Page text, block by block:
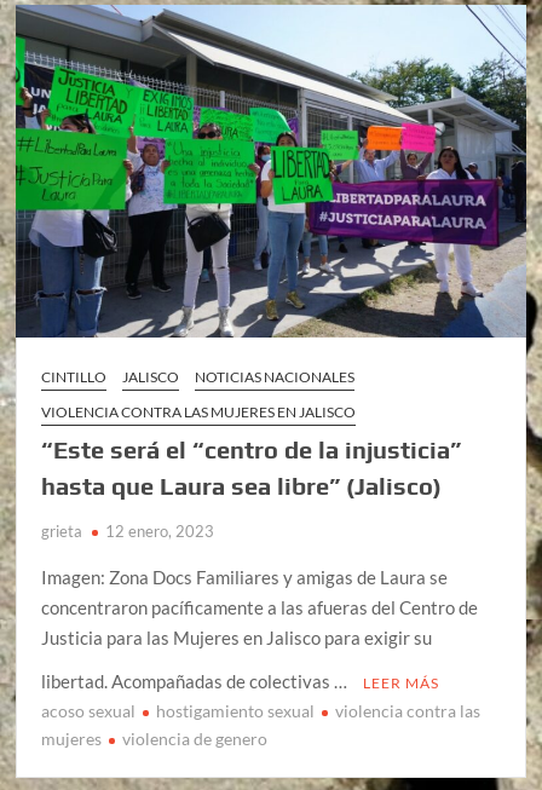
CINTILLO JALISCO
NOTICIAS NACIONALES
VIOLENCIA CONTRA LAS MUJERES EN JALISCO
“Este será el “centro de la injusticia”
hasta que Laura sea libre” (Jalisco)
grieta 12 enero, 2023
Imagen: Zona Docs Familiares y amigas de Laura se
concentraron pacíficamente a las afueras del Centro de
Justicia para las Mujeres en Jalisco para exigir su
libertad. Acompañadas de colectivas …
LEER MÁS
acoso sexual hostigamiento sexual
violencia contra las
mujeres
violencia de genero